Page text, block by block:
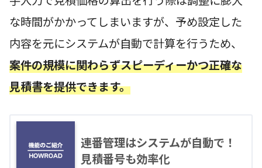
な時間がかかってしまいますが、予め設定した
内容を元にシステムが自動で計算を行うため、
案件の規模に関わらずスピーディーかつ正確な
見積書を提供できます。
連番管理はシステムが自動で！
見積番号も効率化